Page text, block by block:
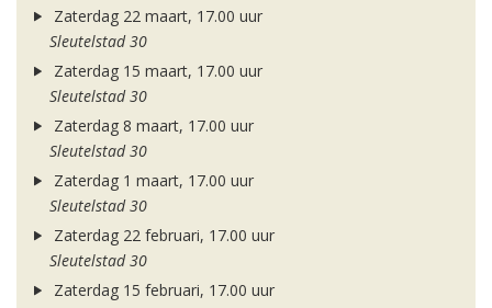
Zaterdag 22 maart, 17.00 uur
Sleutelstad 30
Zaterdag 15 maart, 17.00 uur
Sleutelstad 30
Zaterdag 8 maart, 17.00 uur
Sleutelstad 30
Zaterdag 1 maart, 17.00 uur
Sleutelstad 30
Zaterdag 22 februari, 17.00 uur
Sleutelstad 30
Zaterdag 15 februari, 17.00 uur